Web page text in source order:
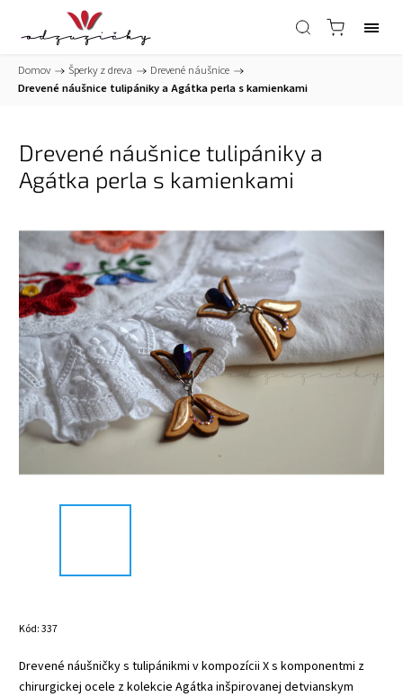
Domov / Šperky z dreva / Drevené náušnice /
Drevené náušnice tulipániky a Agátka perla s kamienkami
Drevené náušnice tulipániky a
Agátka perla s kamienkami
Kód:337
Drevené náušničky s tulipánikmi v kompozícii X s komponentmi z
chirurgickej ocele z kolekcie Agátka inšpirovanej detvianskym